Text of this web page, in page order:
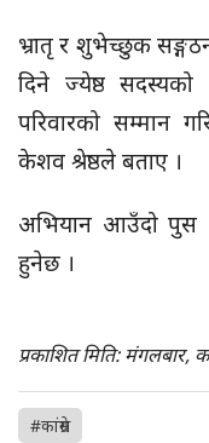
भ्रातृ र शुभेच्छुक
दिने ज्येष्ठ
परिवारको सम्मान
केशव श्रेष्ठले बताए ।
अभियान आउँदो पुस
हुनेछ ।
प्रकाशित मिति: मंगलबार,
#कांग्रेस